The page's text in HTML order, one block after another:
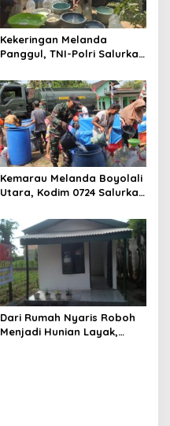
Kekeringan Melanda
Panggul, TNI-Polri Salurkan
Kemarau Melanda Boyolali
Utara, Kodim 0724 Salurkan
Dari Rumah Nyaris Roboh
Menjadi Hunian Layak,